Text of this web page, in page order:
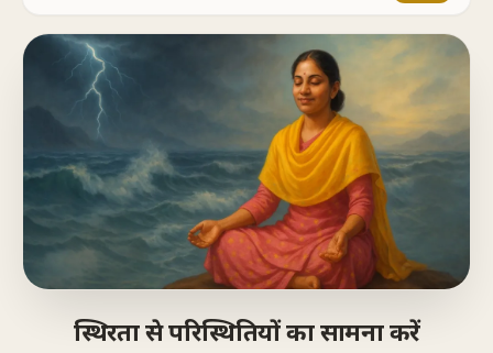
स्थिरता से परिस्थितियों का सामना करें